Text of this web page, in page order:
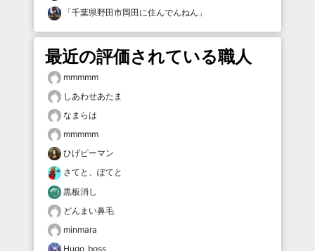
「千葉県野田市岡田に住んでんねん 」
最近の評価されている職人
mmmmm
しあわせあたま
なまらは
mmmmm
ひげピーマン
さてと、ぽてと
黒板消し
どんまい鼻毛
minmara
Hugo_boss